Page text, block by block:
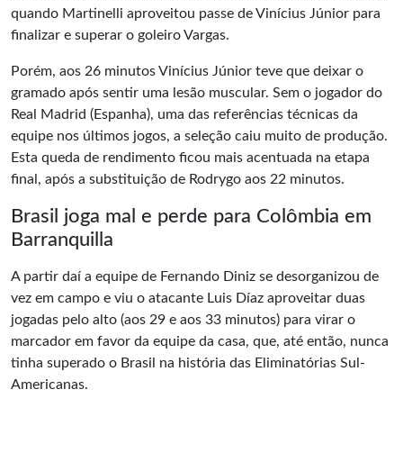
quando Martinelli aproveitou passe de Vinícius Júnior para
finalizar e superar o goleiro Vargas.
Porém, aos 26 minutos Vinícius Júnior teve que deixar o
gramado após sentir uma lesão muscular. Sem o jogador do
Real Madrid (Espanha), uma das referências técnicas da
equipe nos últimos jogos, a seleção caiu muito de produção.
Esta queda de rendimento ficou mais acentuada na etapa
final, após a substituição de Rodrygo aos 22 minutos.
Brasil joga mal e perde para Colômbia em
Barranquilla
A partir daí a equipe de Fernando Diniz se desorganizou de
vez em campo e viu o atacante Luis Díaz aproveitar duas
jogadas pelo alto (aos 29 e aos 33 minutos) para virar o
marcador em favor da equipe da casa, que, até então, nunca
tinha superado o Brasil na história das Eliminatórias Sul-
Americanas.